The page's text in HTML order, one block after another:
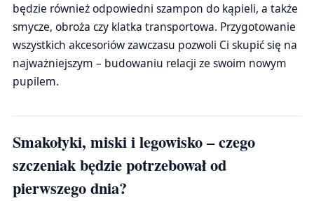
będzie również odpowiedni szampon do kąpieli, a także
smycze, obroża czy klatka transportowa. Przygotowanie
wszystkich akcesoriów zawczasu pozwoli Ci skupić się na
najważniejszym – budowaniu relacji ze swoim nowym
pupilem.
Smakołyki, miski i legowisko – czego
szczeniak będzie potrzebował od
pierwszego dnia?